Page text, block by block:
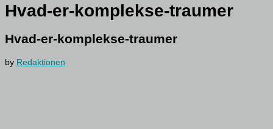
Hvad-er-komplekse-traumer
Hvad-er-komplekse-traumer
by Redaktionen